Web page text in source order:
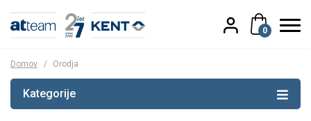
0
Domov / Orodja
Kategorije